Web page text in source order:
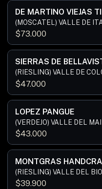
DE MARTINO VIEJAS
(MOSCATEL) VALLE DE
$73.000
SIERRAS DE
(RIESLING) VALLE DE
$47.000
LOPEZ PANGUE
(VERDEJO) VALLE DEL
$43.000
MONTGRAS
(RIESLING) VALLE DEL
$39.900